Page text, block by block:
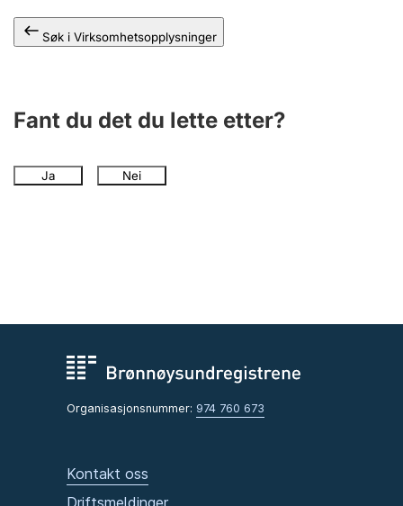
Offentlig sektor
Andre tema
Søk i Virksomhetsopplysninger
Fant du det du lette etter?
Ja Nei
Organisasjonsnummer: 974 760 673
Kontakt oss